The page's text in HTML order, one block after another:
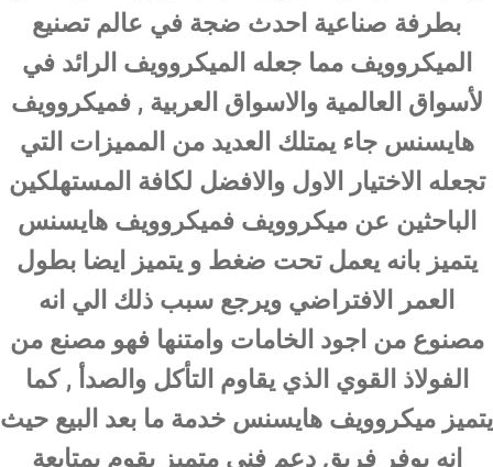
بطرفة صناعية احدث ضجة في عالم تصنيع
الميكروويف مما جعله الميكروويف الرائد في
لأسواق العالمية والاسواق العربية , فميكروويف
هايسنس جاء يمتلك العديد من المميزات التي
تجعله الاختيار الاول والافضل لكافة المستهلكين
الباحثين عن ميكروويف فميكروويف هايسنس
يتميز بانه يعمل تحت ضغط و يتميز ايضا بطول
العمر الافتراضي ويرجع سبب ذلك الي انه
مصنوع من اجود الخامات وامتنها فهو مصنع من
الفولاذ القوي الذي يقاوم التأكل والصدأ , كما
يتميز ميكروويف هايسنس خدمة ما بعد البيع حيث
انه يوفر فريق دعم فني متميز يقوم بمتابعة